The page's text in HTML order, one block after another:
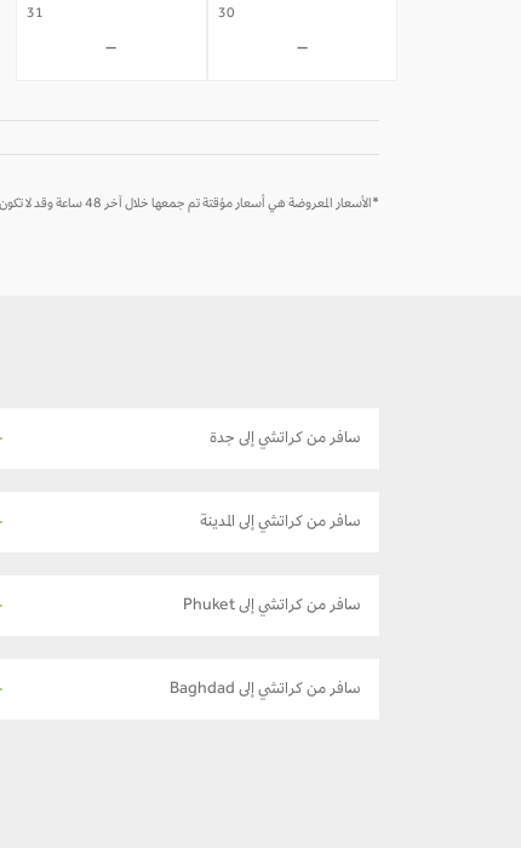
30
-
31
-
*الأسعار المعروضة هي أسعار مؤقتة تم جمعها خلال آخر 48 ساعة وقد لا تكون متاحة وقت الحجز
سافر من كراتشي إلى جدة
سافر من كراتشي إلى المدينة
سافر من كراتشي إلى Phuket
سافر من كراتشي إلى Baghdad